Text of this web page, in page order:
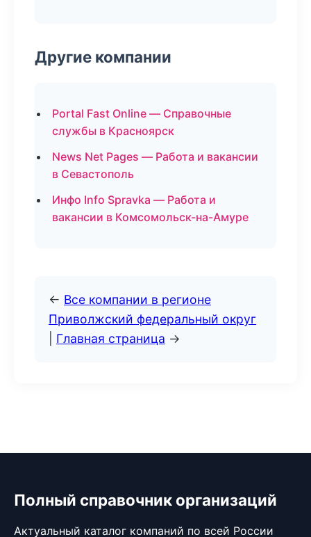
Другие компании
Portal Fast Online — Справочные
службы в Красноярск
News Net Pages — Работа и вакансии
в Севастополь
Инфо Info Spravka — Работа и
вакансии в Комсомольск-на-Амуре
← Все компании в регионе
Приволжский федеральный округ
Главная страница →
Полный справочник организаций
Актуальный каталог компаний по всей России